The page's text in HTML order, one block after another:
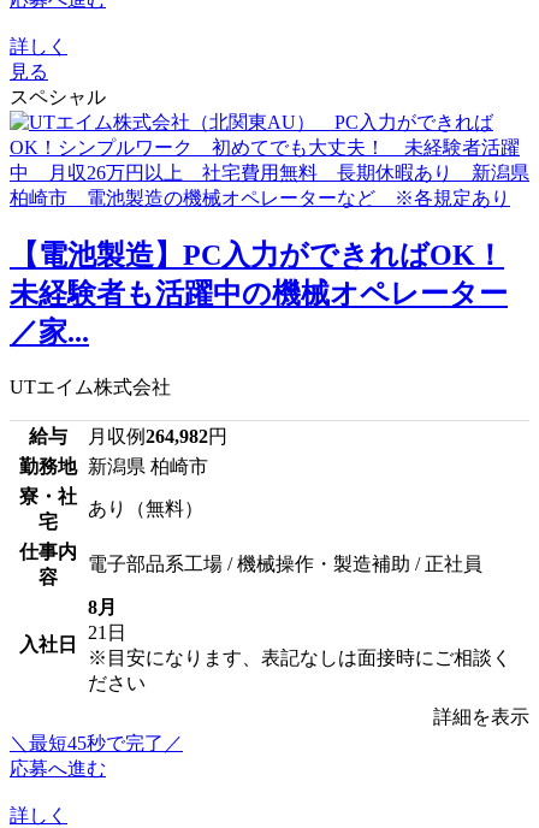
詳しく
見る
スペシャル
【電池製造】PC入力ができればOK！
未経験者も活躍中の機械オペレーター
／家...
UTエイム株式会社
給与 月収例264,982円
勤務地 新潟県 柏崎市
寮・社
宅
あり（無料）
仕事内
容
電子部品系工場 / 機械操作・製造補助 / 正社員
入社日
8月
21日
※目安になります、表記なしは面接時にご相談く
ださい
詳細を表示
＼最短45秒で完了／
応募へ進む
詳しく